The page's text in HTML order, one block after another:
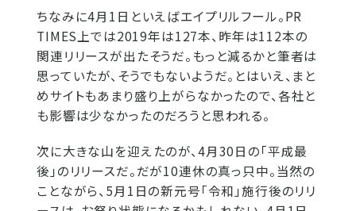
ちなみに4月1日といえばエイプリルフール。PR
TIMES上では2019年は127本、昨年は112本の
関連リリースが出たそうだ。もっと減るかと筆者は
思っていたが、そうでもないようだ。とはいえ、まと
めサイトもあまり盛り上がらなかったので、各社と
も影響は少なかったのだろうと思われる。
次に大きな山を迎えたのが、4月30日の「平成最
後」のリリースだ。だが10連休の真っ只中。当然の
ことながら、5月1日の新元号「令和」施行後のリリ